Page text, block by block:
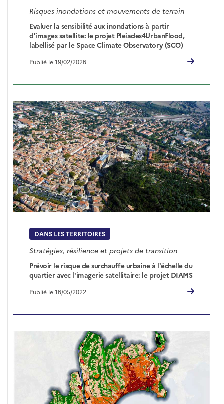
Risques inondations et mouvements de terrain
Evaluer la sensibilité aux inondations à partir
d'images satellite: le projet Pleiades4UrbanFlood,
labellisé par le Space Climate Observatory (SCO)
Publié le 19/02/2026
DANS LES TERRITOIRES
Stratégies, résilience et projets de transition
Prévoir le risque de surchauffe urbaine à l'échelle du
quartier avec l'imagerie satellitaire: le projet DIAMS
Publié le 16/05/2022